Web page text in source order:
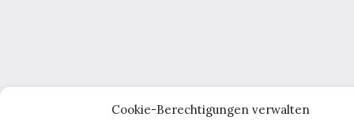
Cookie-Berechtigungen verwalten